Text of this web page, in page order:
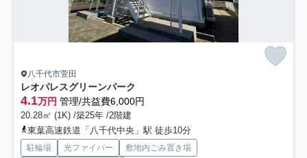
八千代市萱田
レオパレスグリーンパーク
4.1万円 管理/共益費6,000円
20.28㎡ (1K) /築25年 /2階建
東葉高速鉄道「八千代中央」駅 徒歩10分
駐輪場 光ファイバー
敷地内ごみ置き場